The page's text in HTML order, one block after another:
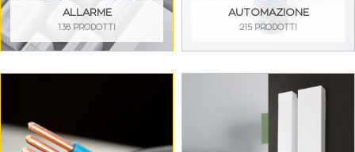
ALLARME
138 PRODOTTI
AUTOMAZIONE
215 PRODOTTI